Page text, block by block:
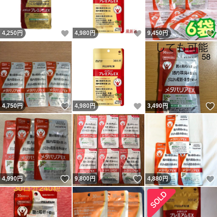
4,250 円 いいね！
4,980 円 いいね！
9,450円
4,750円 いいね！
4,980 円 いいね！
3,490円
4,990円 いいね！
9,800円 いいね！
4,880円